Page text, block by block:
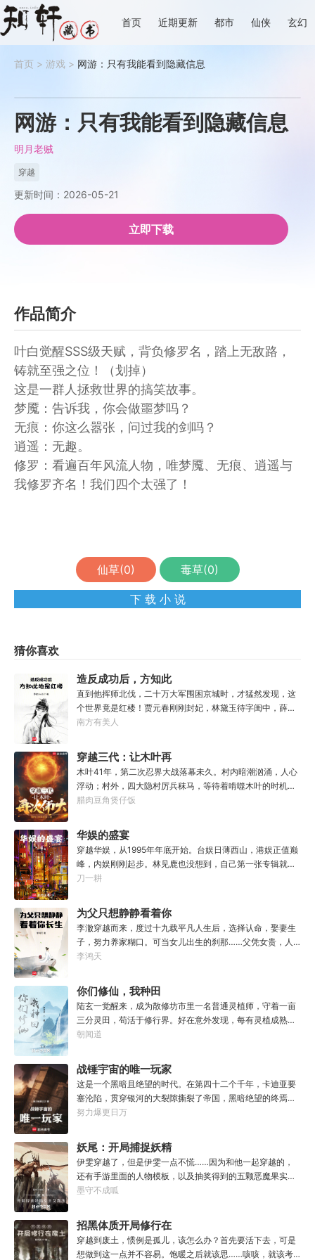
首页 近期更新 都市 仙侠 玄幻
首页 > 游戏 > 网游：只有我能看到隐藏信息
网游：只有我能看到隐藏信息
明月老贼
穿越
更新时间：2026-05-21
立即下载
作品简介
叶白觉醒SSS级天赋，背负修罗名，踏上无敌路，
铸就至强之位！（划掉）
这是一群人拯救世界的搞笑故事。
梦魇：告诉我，你会做噩梦吗？
无痕：你这么嚣张，问过我的剑吗？
逍遥：无趣。
修罗：看遍百年风流人物，唯梦魇、无痕、逍遥与
我修罗齐名！我们四个太强了！
仙草(0) 毒草(0)
下 载 小 说
猜你喜欢
造反成功后，方知此
地是红楼
直到他挥师北伐，二十万大军围困京城时，才猛然发现，这
个世界竟是红楼！贾元春刚刚封妃，林黛玉待字闺中，薛宝
钗、三春等人搬入大观园不久。李纨在守寡，妙玉在栊翠
正茂，十二副钗娇俏可人。攻入京城，楚延登基称帝，并很
快下了一道圣旨：贾、林、薛、史等罪官女眷，皆没入掖
庭。江山美人，他全都要！……当晚，绛珠仙草出现在他面
前。
南方有美人
穿越三代：让木叶再
次伟大！
木叶41年，第二次忍界大战落幕未久。村内暗潮汹涌，人心
浮动；村外，四大隐村厉兵秣马，等待着啃噬木叶的时机。
内忧外患之际，机关老资历穿越成猿飞日斩。随之而来的，
——五项指标，将他的未来与村子绑定。从‘杯酒释根部’、重
塑与弟子们的羁绊开始，猿飞日斩踏上了最强火影之路！“你
相信火之意志吗？木叶，要开始加速了！”「笼络天才」、
「制度改革」、「火之国镇国将军」「忍界灯塔」、「木叶
绿卡」、「凝聚日向宇智波」「扶持平民」、「迭代科
飞日斩立于火影岩之巅，下方人声沸腾：“以火影之名，让木
叶再次伟大！”
腊肉豆角煲仔饭
华娱的盛宴
穿越华娱，从1995年年底开始。台娱日薄西山，港娱正值巅
峰，内娱刚刚起步。林见鹿也没想到，自己第一张专辑就直
接打穿了两岸三地，直接封王了。这还怎么退休？
刀一耕
为父只想静静看着你
长生
李澈穿越而来，度过十九载平凡人生后，选择认命，娶妻生
子，努力养家糊口。可当女儿出生的刹那……父凭女贵，人
生不再平凡。……女儿平安出生，你获得道果【仙工】女儿
无灾，获得道果【无垢心】女儿三岁，活泼机灵，获得道果
【棋圣】女儿四岁、五岁、六岁…………李澈发现，女儿每长
大一岁，他便可凝聚出一颗道果，加持己身。从此以后，李
澈有了一个朴实无华的愿望。一岁一道果，默默守长生。为
父只想……从老婆孩子热炕头开始，心平气和的守护女儿长
间。
李鸿天
你们修仙，我种田
陆玄一觉醒来，成为散修坊市里一名普通灵植师，守着一亩
三分灵田，苟活于修行界。好在意外发现，每有灵植成熟，
自己便能得到额外奖励。收获剑草一株，获得剑丸一枚。收
焰丹丹方一张。……从此，他便安分守住自家灵田，坐看修
行界风起云涌，沧海桑田。“什么切磋斗法，秘境探索，寻仙
缘，得法宝……通通与我无关！”“我只想安安静静的种田。”
朝闻道
战锤宇宙的唯一玩家
这是一个黑暗且绝望的时代。在第四十二个千年，卡迪亚要
塞沦陷，贯穿银河的大裂隙撕裂了帝国，黑暗绝望的终焉时
代降临。人类的命运似乎已被注定，要在无休止的恐怖战争
失的来到这个世界。“剧情对话什么的最烦人了，统统跳
过。”“我不想知道为什么，我只想大开杀戒。”基里曼：达奇
是个优秀的战士，就是不爱听人话，每次想和他说些什么，
他都要跳过。塔拉辛：我很好奇，他是怎么把恒星敲成一个
个方块的。钛族：对那家伙来说，物理学已经不存在了。恐
孩子抓了，把他们洗得白白净净的，这种羞辱让我悲愤欲
绝。奸奇：一切变化都是命运的一部分，但命运被那个混蛋
给打碎了。色孽：其实达奇已经被我腐化了，但我不敢告诉
努力爆更日万
妖尾：开局捕捉妖精
女王艾露莎
伊雯穿越了，但是伊雯一点不慌……因为和他一起穿越的，
还有手游里面的人物模板，以及抽奖得到的五颗恶魔果实。
伊雯自认自己可以依靠首充六块得到的特殊体质，以及背包
双眼的伊雯看到了一头绯红色的巨龙。伊雯这才知道，这根
本就不是海贼王，是妖精的尾巴！开局捕捉艾露莎？开局被
艾琳捕捉！
墨守不成呱
招黑体质开局修行在
废土
穿越到废土，惯例是孤儿，该怎么办？首先要活下去，可是
想做到这一点并不容易。饱暖之后就该思……咳咳，就该考